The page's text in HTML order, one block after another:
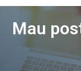
Mau